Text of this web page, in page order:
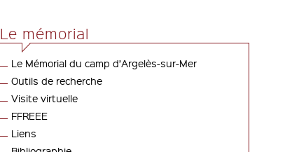
Le mémorial
Le Mémorial du camp d’Argelès-sur-Mer
Outils de recherche
Visite virtuelle
FFREEE
Liens